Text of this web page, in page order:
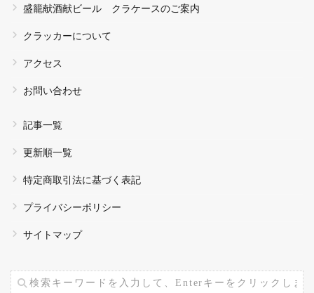
盛籠献酒献ビール クラケースのご案内
クラッカーについて
アクセス
お問い合わせ
記事一覧
更新順一覧
特定商取引法に基づく表記
プライバシーポリシー
サイトマップ